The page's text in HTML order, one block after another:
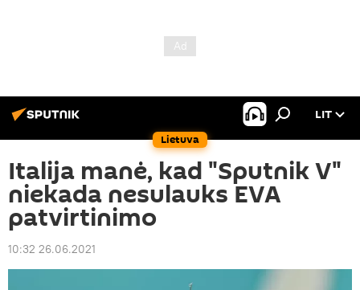
Lietuva
LIT
Italija manė, kad "Sputnik V"
niekada nesulauks EVA
patvirtinimo
10:32 26.06.2021